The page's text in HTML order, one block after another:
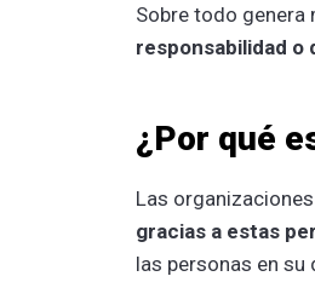
Sobre todo genera
responsabilidad o
¿Por qué
Las
gracias a estas
las personas en su